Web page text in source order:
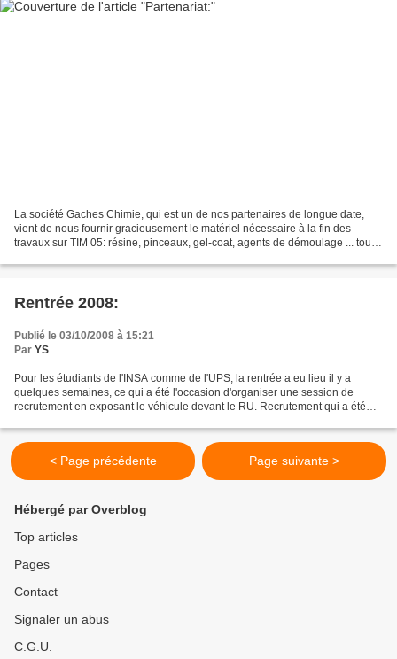
La société Gaches Chimie, qui est un de nos partenaires de longue date,
vient de nous fournir gracieusement le matériel nécessaire à la fin des
travaux sur TIM 05: résine, pinceaux, gel-coat, agents de démoulage ... toute
Rentrée 2008:
Publié le 03/10/2008 à 15:21
Par YS
Pour les étudiants de l'INSA comme de l'UPS, la rentrée a eu lieu il y a
quelques semaines, ce qui a été l'occasion d'organiser une session de
recrutement en exposant le véhicule devant le RU. Recrutement qui a été
< Page précédente Page suivante >
Hébergé par Overblog
Top articles
Pages
Contact
Signaler un abus
C.G.U.